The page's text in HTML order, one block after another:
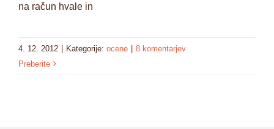
na račun hvale in
4. 12. 2012 | Kategorije: ocene | 8 komentarjev
Preberite